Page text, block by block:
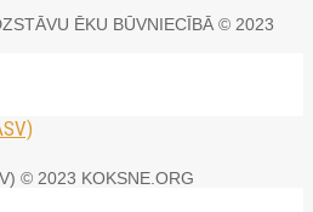
ĒKU BŪVNIECĪBĀ © 2023
© 2023 KOKSNE.ORG